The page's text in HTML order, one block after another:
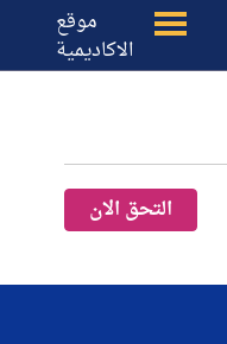
موقع
الاكاديمية
الموقع
التحق الان